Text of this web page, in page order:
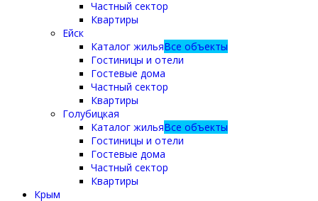
Частный сектор
Квартиры
Ейск
Каталог жильяВсе объекты
Гостиницы и отели
Гостевые дома
Частный сектор
Квартиры
Голубицкая
Каталог жильяВсе объекты
Гостиницы и отели
Гостевые дома
Частный сектор
Квартиры
Крым